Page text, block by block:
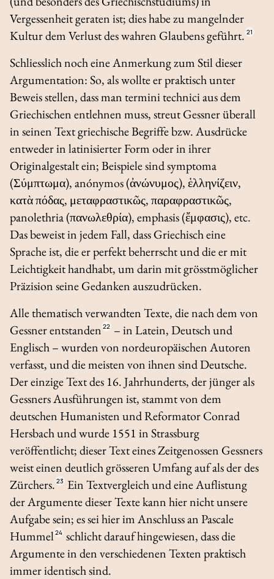
Vergessenheit geraten ist; dies habe zu mangelnder
Kultur dem Verlust des wahren Glaubens geführt. 21
Schliesslich noch eine Anmerkung zum Stil dieser
Argumentation: So, als wollte er praktisch unter
Beweis stellen, dass mantermini techniciaus dem
Griechischen entlehnen muss, streut Gessner überall
in seinen Text griechische Begriffe bzw. Ausdrücke
entweder in latinisierter Form oder in ihrer
Originalgestalt ein; Beispiele sindsymptoma
(Σύμπτωμα),anónymos(ἀνώνυμος), ἑλληνίζειν,
κατὰ πόδας, μεταφραστικῶς, παραφραστικῶς,
panolethria(πανωλεθρία),emphasis(ἔμφασις), etc.
Das beweist in jedem Fall, dass Griechisch eine
Sprache ist, die er perfekt beherrscht und die er mit
Leichtigkeit handhabt, um darin mit grösstmöglicher
Präzision seine Gedanken auszudrücken.
Alle thematisch verwandten Texte, die nach dem von
Gessner entstanden 22 – in Latein, Deutsch und
Englisch – wurden von nordeuropäischen Autoren
verfasst, und die meisten von ihnen sind Deutsche.
Der einzige Text des 16. Jahrhunderts, der jünger als
Gessners Ausführungen ist, stammt von dem
deutschen Humanisten und Reformator Conrad
Hersbach und wurde 1551 in Strassburg
veröffentlicht; dieser Text eines Zeitgenossen Gessners
weist einen deutlich grösseren Umfang auf als der des
Zürchers. 23 Ein Textvergleich und eine Auflistung
der Argumente dieser Texte kann hier nicht unsere
Aufgabe sein; es sei hier im Anschluss an Pascale
Hummel24 schlicht darauf hingewiesen, dass die
Argumente in den verschiedenen Texten praktisch
immer identisch sind.